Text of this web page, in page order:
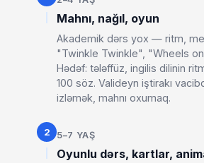
Mahnı, nağıl, oyun
Akademik dərs yox — ritm,
"Twinkle Twinkle", "Wheels
Hədəf: tələffüz, ingilis dilinin
100 söz. Valideyn iştirakı
izləmək, mahnı oxumaq.
2 5–7 YAŞ
Oyunlu dərs, kartlar,